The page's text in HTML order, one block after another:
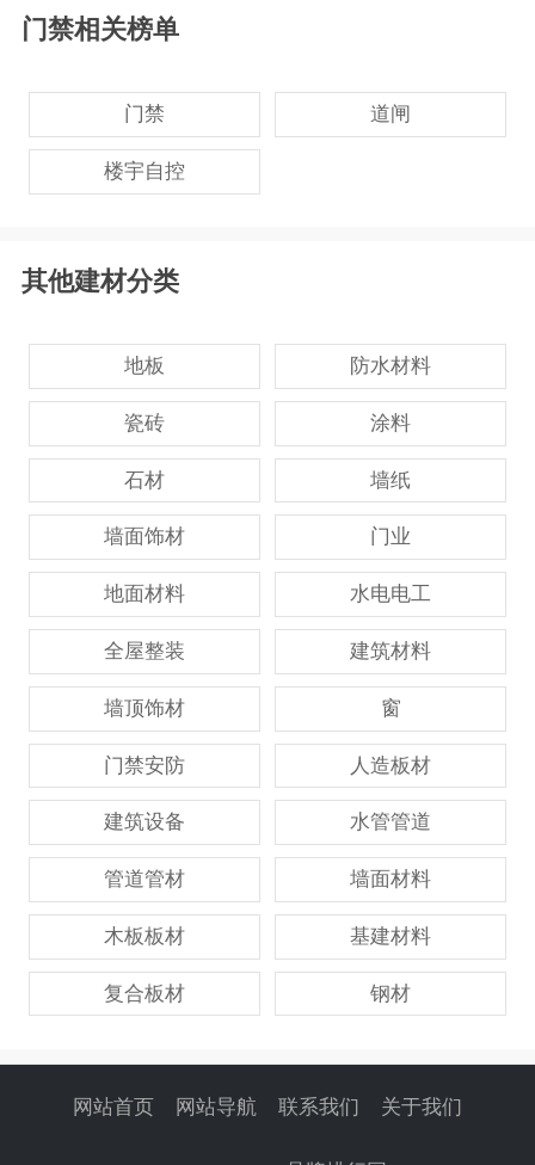
门禁相关榜单
门禁 道闸
楼宇自控
其他建材分类
地板 防水材料
瓷砖 涂料
石材 墙纸
墙面饰材 门业
地面材料 水电电工
全屋整装 建筑材料
墙顶饰材 窗
门禁安防 人造板材
建筑设备 水管管道
管道管材 墙面材料
木板板材 基建材料
复合板材 钢材
网站首页 网站导航 联系我们 关于我们